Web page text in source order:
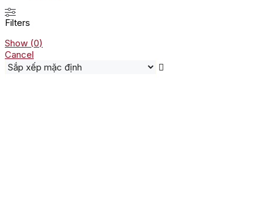
Filters
Show (0)
Cancel